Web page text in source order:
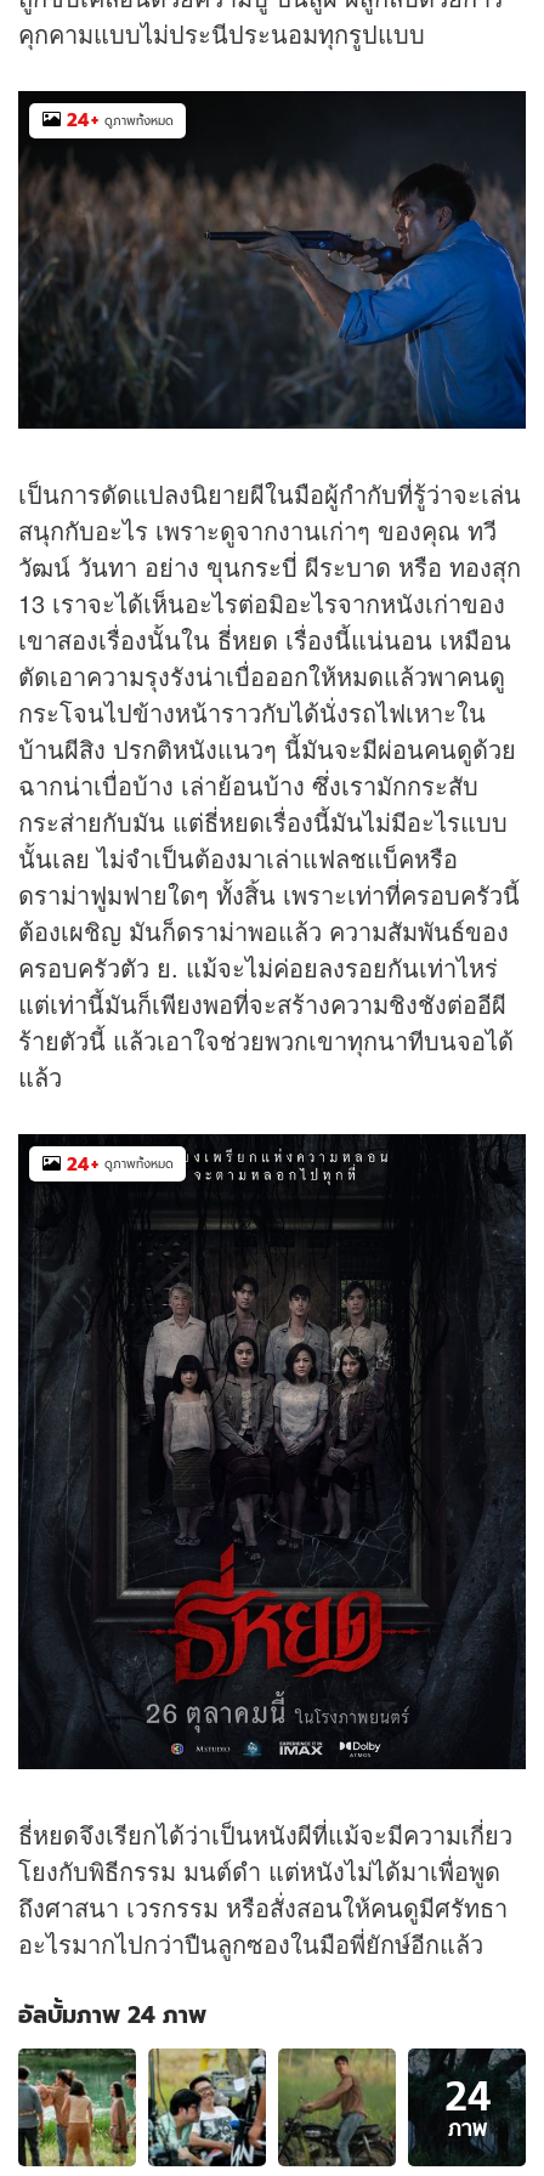
คุกคามแบบไม่ประนีประนอมทุกรูปแบบ
24+ ดูภาพทั้งหมด
เป็นการดัดแปลงนิยายผีในมือผู้กำกับที่รู้ว่าจะเล่น
สนุกกับอะไร เพราะดูจากงานเก่าๆ ของคุณ ทวี
วัฒน์ วันทา อย่าง ขุนกระบี่ ผีระบาด หรือ ทองสุก
13 เราจะได้เห็นอะไรต่อมิอะไรจากหนังเก่าของ
เขาสองเรื่องนั้นใน ธี่หยด เรื่องนี้แน่นอน เหมือน
ตัดเอาความรุงรังน่าเบื่อออกให้หมดแล้วพาคนดู
กระโจนไปข้างหน้าราวกับได้นั่งรถไฟเหาะใน
บ้านผีสิง ปรกติหนังแนวๆ นี้มันจะมีผ่อนคนดูด้วย
ฉากน่าเบื่อบ้าง เล่าย้อนบ้าง ซึ่งเรามักกระสับ
กระส่ายกับมัน แต่ธี่หยดเรื่องนี้มันไม่มีอะไรแบบ
นั้นเลย ไม่จำเป็นต้องมาเล่าแฟลชแบ็คหรือ
ดราม่าฟูมฟายใดๆ ทั้งสิ้น เพราะเท่าที่ครอบครัวนี้
ต้องเผชิญ มันก็ดราม่าพอแล้ว ความสัมพันธ์ของ
ครอบครัวตัว ย. แม้จะไม่ค่อยลงรอยกันเท่าไหร่
แต่เท่านี้มันก็เพียงพอที่จะสร้างความชิงชังต่ออีผี
ร้ายตัวนี้ แล้วเอาใจช่วยพวกเขาทุกนาทีบนจอได้
แล้ว
24+ ดูภาพทั้งหมด
ธี่หยดจึงเรียกได้ว่าเป็นหนังผีที่แม้จะมีความเกี่ยว
โยงกับพิธีกรรม มนต์ดำ แต่หนังไม่ได้มาเพื่อพูด
ถึงศาสนา เวรกรรม หรือสั่งสอนให้คนดูมีศรัทธา
อะไรมากไปกว่าปืนลูกซองในมือพี่ยักษ์อีกแล้ว
อัลบั้มภาพ 24 ภาพ
อัลบั้ม
ภาพ
24
ภาพ
ของ
24
ภาพ